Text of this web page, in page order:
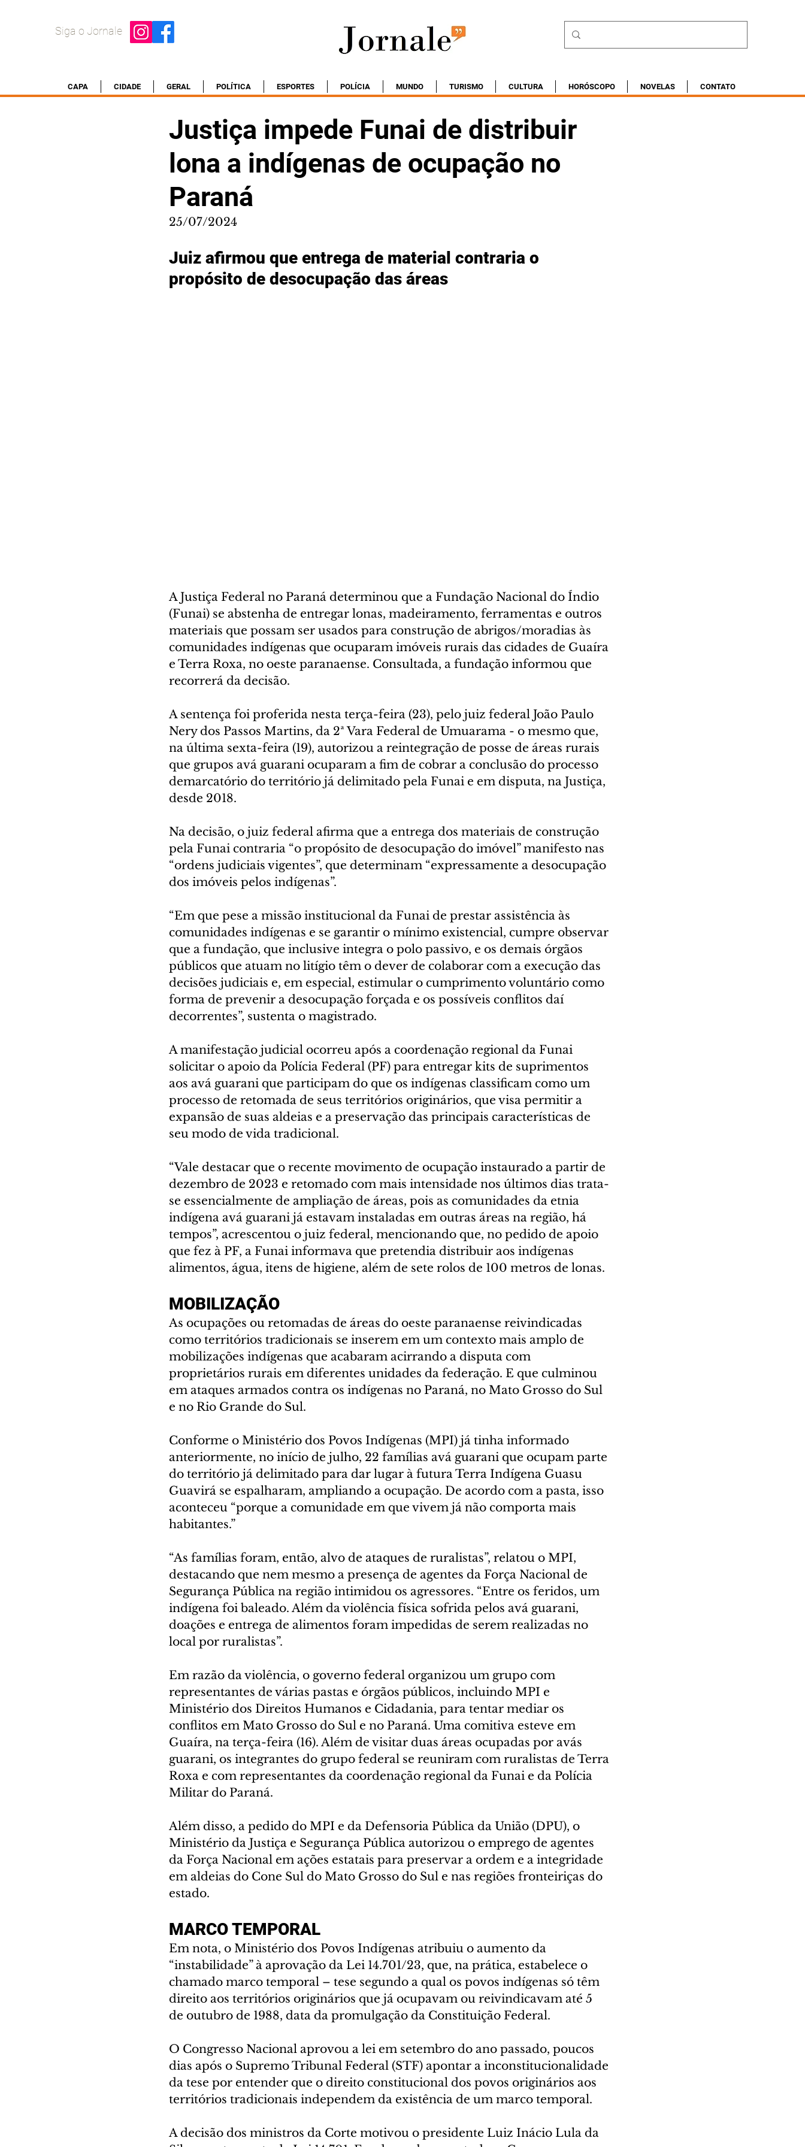
Siga o Jornale
CAPA CIDADE GERAL POLÍTICA ESPORTES POLÍCIA MUNDO TURISMO CULTURA HORÓSCOPO NOVELAS CONTATO
Justiça impede Funai de distribuir
lona a indígenas de ocupação no
Paraná
25/07/2024
Juiz afirmou que entrega de material contraria o
propósito de desocupação das áreas
A Justiça Federal no Paraná determinou que a Fundação Nacional do Índio
(Funai) se abstenha de entregar lonas, madeiramento, ferramentas e outros
materiais que possam ser usados para construção de abrigos/moradias às
comunidades indígenas que ocuparam imóveis rurais das cidades de Guaíra
e Terra Roxa, no oeste paranaense. Consultada, a fundação informou que
recorrerá da decisão.
A sentença foi proferida nesta terça-feira (23), pelo juiz federal João Paulo
Nery dos Passos Martins, da 2ª Vara Federal de Umuarama - o mesmo que,
na última sexta-feira (19), autorizou a reintegração de posse de áreas rurais
que grupos avá guarani ocuparam a fim de cobrar a conclusão do processo
demarcatório do território já delimitado pela Funai e em disputa, na Justiça,
desde 2018.
Na decisão, o juiz federal afirma que a entrega dos materiais de construção
pela Funai contraria “o propósito de desocupação do imóvel” manifesto nas
“ordens judiciais vigentes”, que determinam “expressamente a desocupação
dos imóveis pelos indígenas”.
“Em que pese a missão institucional da Funai de prestar assistência às
comunidades indígenas e se garantir o mínimo existencial, cumpre observar
que a fundação, que inclusive integra o polo passivo, e os demais órgãos
públicos que atuam no litígio têm o dever de colaborar com a execução das
decisões judiciais e, em especial, estimular o cumprimento voluntário como
forma de prevenir a desocupação forçada e os possíveis conflitos daí
decorrentes”, sustenta o magistrado.
A manifestação judicial ocorreu após a coordenação regional da Funai
solicitar o apoio da Polícia Federal (PF) para entregar kits de suprimentos
aos avá guarani que participam do que os indígenas classificam como um
processo de retomada de seus territórios originários, que visa permitir a
expansão de suas aldeias e a preservação das principais características de
seu modo de vida tradicional.
“Vale destacar que o recente movimento de ocupação instaurado a partir de
dezembro de 2023 e retomado com mais intensidade nos últimos dias trata-
se essencialmente de ampliação de áreas, pois as comunidades da etnia
indígena avá guarani já estavam instaladas em outras áreas na região, há
tempos”, acrescentou o juiz federal, mencionando que, no pedido de apoio
que fez à PF, a Funai informava que pretendia distribuir aos indígenas
alimentos, água, itens de higiene, além de sete rolos de 100 metros de lonas.
MOBILIZAÇÃO
As ocupações ou retomadas de áreas do oeste paranaense reivindicadas
como territórios tradicionais se inserem em um contexto mais amplo de
mobilizações indígenas que acabaram acirrando a disputa com
proprietários rurais em diferentes unidades da federação. E que culminou
em ataques armados contra os indígenas no Paraná, no Mato Grosso do Sul
e no Rio Grande do Sul.
Conforme o Ministério dos Povos Indígenas (MPI) já tinha informado
anteriormente, no início de julho, 22 famílias avá guarani que ocupam parte
do território já delimitado para dar lugar à futura Terra Indígena Guasu
Guavirá se espalharam, ampliando a ocupação. De acordo com a pasta, isso
aconteceu “porque a comunidade em que vivem já não comporta mais
habitantes.”
“As famílias foram, então, alvo de ataques de ruralistas”, relatou o MPI,
destacando que nem mesmo a presença de agentes da Força Nacional de
Segurança Pública na região intimidou os agressores. “Entre os feridos, um
indígena foi baleado. Além da violência física sofrida pelos avá guarani,
doações e entrega de alimentos foram impedidas de serem realizadas no
local por ruralistas”.
Em razão da violência, o governo federal organizou um grupo com
representantes de várias pastas e órgãos públicos, incluindo MPI e
Ministério dos Direitos Humanos e Cidadania, para tentar mediar os
conflitos em Mato Grosso do Sul e no Paraná. Uma comitiva esteve em
Guaíra, na terça-feira (16). Além de visitar duas áreas ocupadas por avás
guarani, os integrantes do grupo federal se reuniram com ruralistas de Terra
Roxa e com representantes da coordenação regional da Funai e da Polícia
Militar do Paraná.
Além disso, a pedido do MPI e da Defensoria Pública da União (DPU), o
Ministério da Justiça e Segurança Pública autorizou o emprego de agentes
da Força Nacional em ações estatais para preservar a ordem e a integridade
em aldeias do Cone Sul do Mato Grosso do Sul e nas regiões fronteiriças do
estado.
MARCO TEMPORAL
Em nota, o Ministério dos Povos Indígenas atribuiu o aumento da
“instabilidade” à aprovação da Lei 14.701/23, que, na prática, estabelece o
chamado marco temporal – tese segundo a qual os povos indígenas só têm
direito aos territórios originários que já ocupavam ou reivindicavam até 5
de outubro de 1988, data da promulgação da Constituição Federal.
O Congresso Nacional aprovou a lei em setembro do ano passado, poucos
dias após o Supremo Tribunal Federal (STF) apontar a inconstitucionalidade
da tese por entender que o direito constitucional dos povos originários aos
territórios tradicionais independem da existência de um marco temporal.
A decisão dos ministros da Corte motivou o presidente Luiz Inácio Lula da